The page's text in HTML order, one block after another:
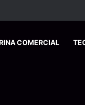
paciente a balazos
COMERCIAL